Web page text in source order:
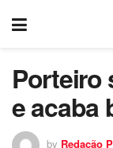
Porteiro
e acaba
by Redação